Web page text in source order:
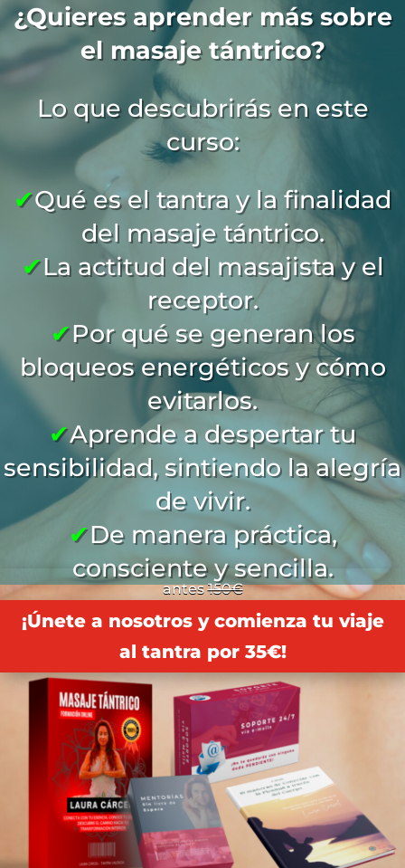
¿Quieres aprender más sobre
el masaje tántrico?
Lo que descubrirás en este
curso:
✔Qué es el tantra y la finalidad
del masaje tántrico.
✔La actitud del masajista y el
receptor.
✔Por qué se generan los
bloqueos energéticos y cómo
evitarlos.
✔Aprende a despertar tu
sensibilidad, sintiendo la alegría
de vivir.
✔De manera práctica,
consciente y sencilla.
antes150€
¡Únete a nosotros y comienza tu viaje
al tantra por 35€!